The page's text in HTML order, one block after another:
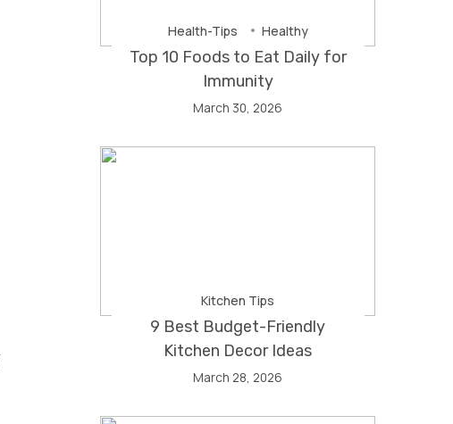
Health-Tips Healthy
Top 10 Foods to Eat Daily for
Immunity
March 30, 2026
Kitchen Tips
9 Best Budget-Friendly
Kitchen Decor Ideas
March 28, 2026